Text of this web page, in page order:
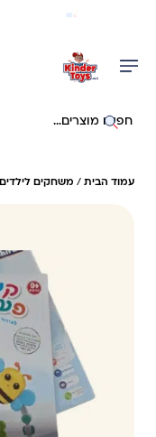
חיפוש באתר
עמוד הבית / משחקים לילדים